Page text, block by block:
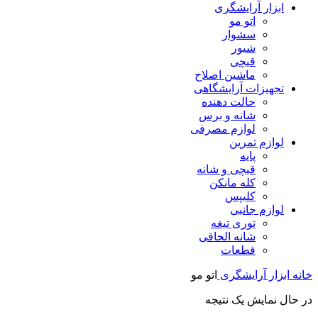
ابزار آرایشگری
اتو مو
سشوار
شیور
قیچی
ماشین اصلاح
تجهیزات آرایشگاهی
حالت دهنده
شانه و برس
لوازم مصرفی
لوازم تمرین
پایه
قیچی و شانه
کله مانکن
کلیپس
لوازم جانبی
توری تیغه
شانه الحاقی
قطعات
خانه ابزار آرایشگری اتو مو
در حال نمایش یک نتیجه